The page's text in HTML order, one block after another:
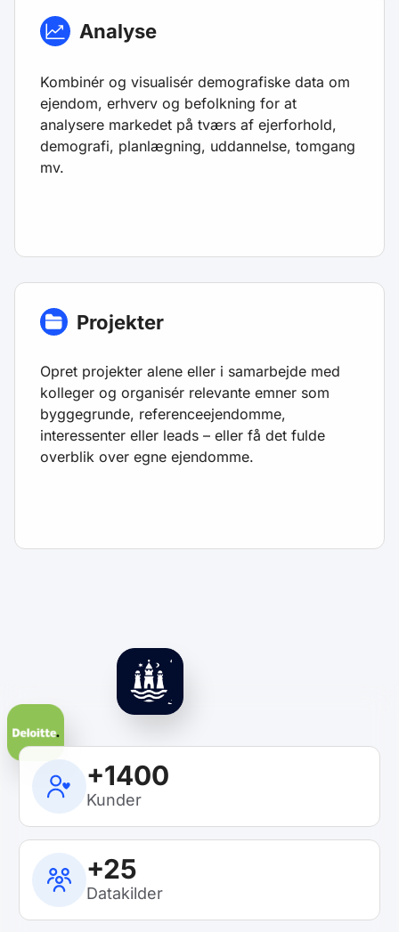
Analyse
Kombinér og visualisér demografiske data om
ejendom, erhverv og befolkning for at
analysere markedet på tværs af ejerforhold,
demografi, planlægning, uddannelse, tomgang
mv.
Projekter
Opret projekter alene eller i samarbejde med
kolleger og organisér relevante emner som
byggegrunde, referenceejendomme,
interessenter eller leads – eller få det fulde
overblik over egne ejendomme.
+1400
Kunder
+25
Datakilder